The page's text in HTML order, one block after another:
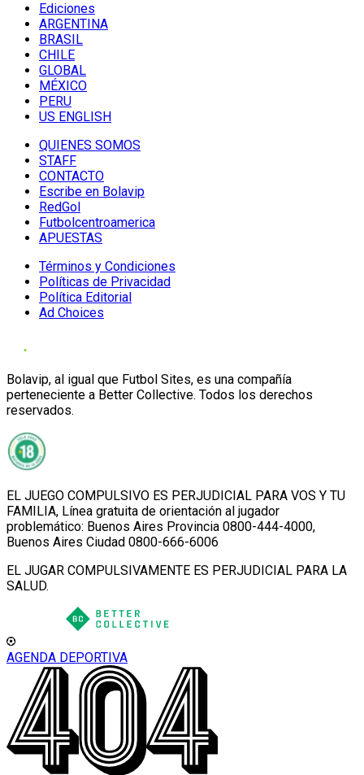
Ediciones
ARGENTINA
BRASIL
CHILE
GLOBAL
MÉXICO
PERU
US ENGLISH
QUIENES SOMOS
STAFF
CONTACTO
Escribe en Bolavip
RedGol
Futbolcentroamerica
APUESTAS
Términos y Condiciones
Políticas de Privacidad
Política Editorial
Ad Choices
Bolavip, al igual que Futbol Sites, es una compañía
perteneciente a Better Collective. Todos los derechos
reservados.
EL JUEGO COMPULSIVO ES PERJUDICIAL PARA VOS Y TU
FAMILIA, Línea gratuita de orientación al jugador
problemático: Buenos Aires Provincia 0800-444-4000,
Buenos Aires Ciudad 0800-666-6006
EL JUGAR COMPULSIVAMENTE ES PERJUDICIAL PARA LA
SALUD.
AGENDA DEPORTIVA